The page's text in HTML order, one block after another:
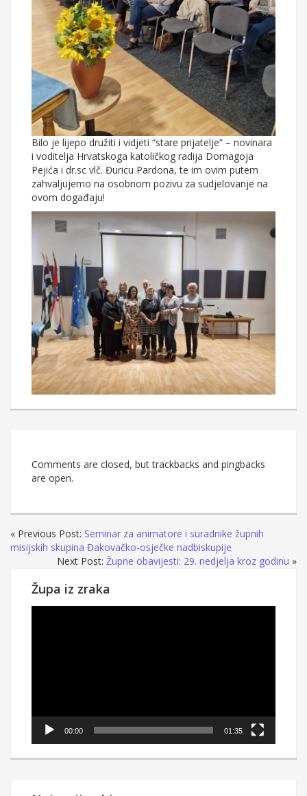
Bilo je lijepo družiti i vidjeti “stare prijatelje” – novinara
i voditelja Hrvatskoga katoličkog radija Domagoja
Pejića i dr.sc vlč. Đuricu Pardona, te im ovim putem
zahvaljujemo na osobnom pozivu za sudjelovanje na
ovom događaju!
Comments are closed, but trackbacks and pingbacks
are open.
« Previous Post: Seminar za animatore i suradnike župnih
misijskih skupina Đakovačko-osječke nadbiskupije
Next Post: Župne obavijesti: 29. nedjelja kroz godinu »
Župa iz zraka
00:00 01:35